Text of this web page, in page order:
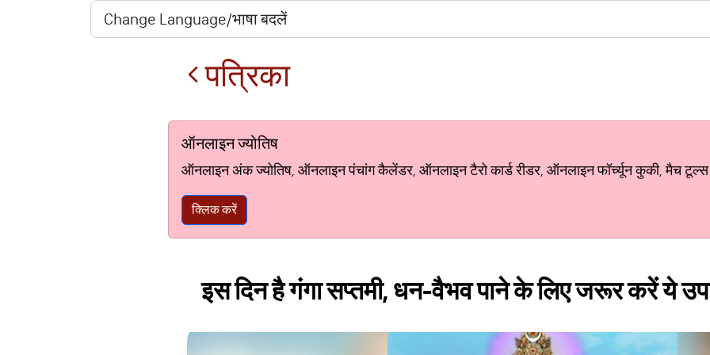
पत्रिका
ऑनलाइन ज्योतिष
ऑनलाइन अंक ज्योतिष, ऑनलाइन पंचांग कैलेंडर, ऑनलाइन टैरो कार्ड रीडर, ऑनलाइन फॉर्च्यून कुकी, मैच टूल्स
क्लिक करें
इस दिन है गंगा सप्तमी, धन-वैभव पाने के लिए जरूर करें ये